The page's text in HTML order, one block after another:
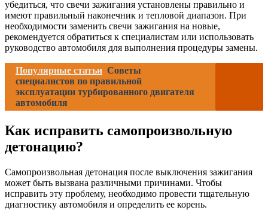
убедиться, что свечи зажигания установлены правильно и
имеют правильный наконечник и тепловой диапазон. При
необходимости заменить свечи зажигания на новые,
рекомендуется обратиться к специалистам или использовать
руководство автомобиля для выполнения процедуры замены.
Популярные статьи Советы
специалистов по правильной
эксплуатации турбированного двигателя
автомобиля
Как исправить самопроизвольную
детонацию?
Самопроизвольная детонация после выключения зажигания
может быть вызвана различными причинами. Чтобы
исправить эту проблему, необходимо провести тщательную
диагностику автомобиля и определить ее корень.